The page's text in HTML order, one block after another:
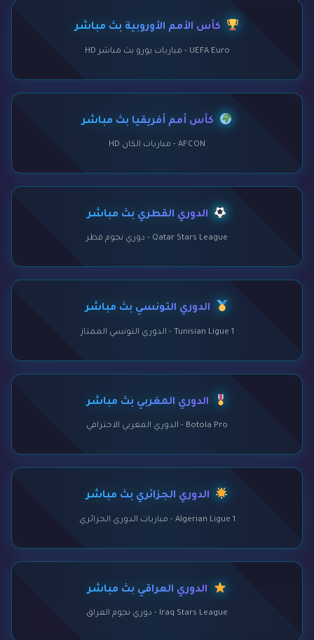
كأس الأمم الأوروبية بث مباشر
UEFA Euro - مباريات يورو بث مباشر HD
كأس أمم أفريقيا بث مباشر
AFCON - مباريات الكان HD
الدوري القطري بث مباشر
Qatar Stars League - دوري نجوم قطر
الدوري التونسي بث مباشر
Tunisian Ligue 1 - الدوري التونسي الممتاز
الدوري المغربي بث مباشر
Botola Pro - الدوري المغربي الاحترافي
الدوري الجزائري بث مباشر
Algerian Ligue 1 - مباريات الدوري الجزائري
الدوري العراقي بث مباشر
Iraq Stars League - دوري نجوم العراق